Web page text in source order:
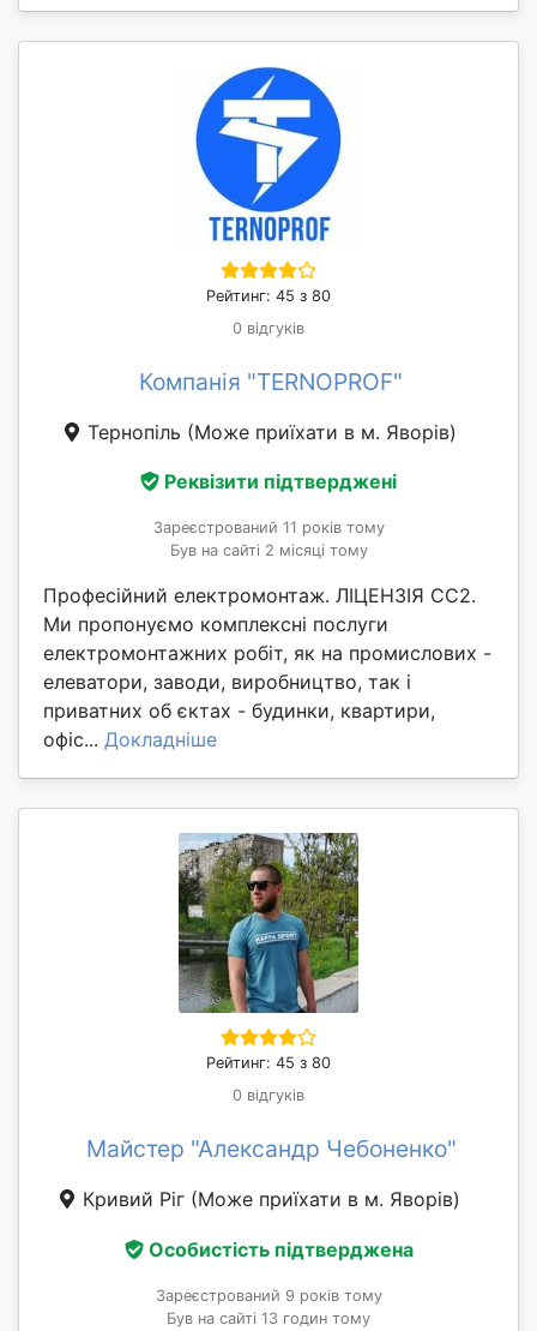
Рейтинг: 45 з 80
0 відгуків
Компанія "TERNOPROF"
Тернопіль (Може приїхати в м. Яворів)
Реквізити підтверджені
Зареєстрований 11 років тому
Був на сайті 2 місяці тому
Професійний електромонтаж. ЛІЦЕНЗІЯ СС2.
Ми пропонуємо комплексні послуги
електромонтажних робіт, як на промислових -
елеватори, заводи, виробництво, так і
приватних об єктах - будинки, квартири,
офіс... Докладніше
Рейтинг: 45 з 80
0 відгуків
Майстер "Александр Чебоненко"
Кривий Ріг (Може приїхати в м. Яворів)
Особистість підтверджена
Зареєстрований 9 років тому
Був на сайті 13 годин тому